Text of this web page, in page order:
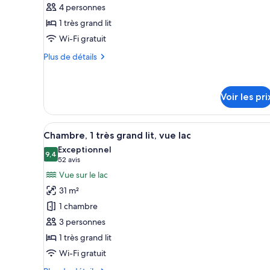
de
chambre :
Suite
Deluxe
4 personnes
1 très grand lit
Wi-Fi gratuit
Plus de détails
Plus
type
de
chambre
Deluxe
(Millennium
Suite)
Voir les
Afficher
toutes
les
photos
pour
ce
type
de
chambre :
Chambre,
Une chambre d’hôtel avec
10
Chambre, 1 très grand lit, vue lac
9,49,4 sur 10
Exceptionnel
52 avis
(52 avis)
Vue sur le lac
31 m²
1 chambre
3 personnes
1 très grand lit
Wi-Fi gratuit